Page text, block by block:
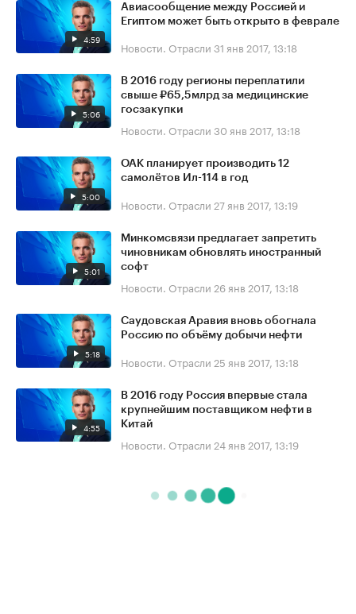
4:59
Авиасообщение между Россией и
Египтом может быть открыто в феврале
Новости. Отрасли 31 янв 2017, 13:18
5:06
В 2016 году регионы переплатили
свыше ₽65,5млрд за медицинские
госзакупки
Новости. Отрасли 30 янв 2017, 13:18
5:00
ОАК планирует производить 12
самолётов Ил-114 в год
Новости. Отрасли 27 янв 2017, 13:19
5:01
Минкомсвязи предлагает запретить
чиновникам обновлять иностранный
софт
Новости. Отрасли 26 янв 2017, 13:18
5:18
Саудовская Аравия вновь обогнала
Россию по объёму добычи нефти
Новости. Отрасли 25 янв 2017, 13:18
4:55
В 2016 году Россия впервые стала
крупнейшим поставщиком нефти в
Китай
Новости. Отрасли 24 янв 2017, 13:19